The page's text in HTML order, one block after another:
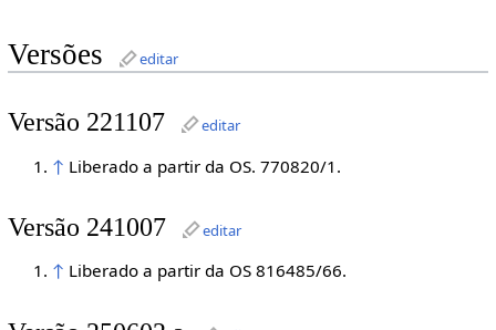
Versões editar
Versão 221107 editar
↑ Liberado a partir da OS. 770820/1.
Versão 241007 editar
↑ Liberado a partir da OS 816485/66.